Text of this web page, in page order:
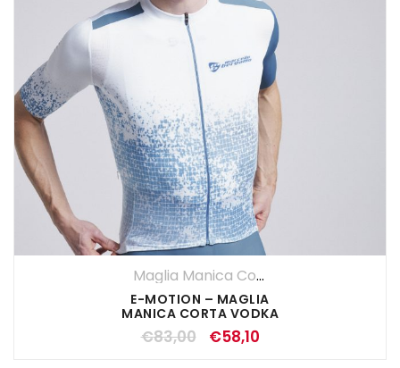
Maglia Manica Corta
E-MOTION – MAGLIA
MANICA CORTA VODKA
€83,00 €58,10